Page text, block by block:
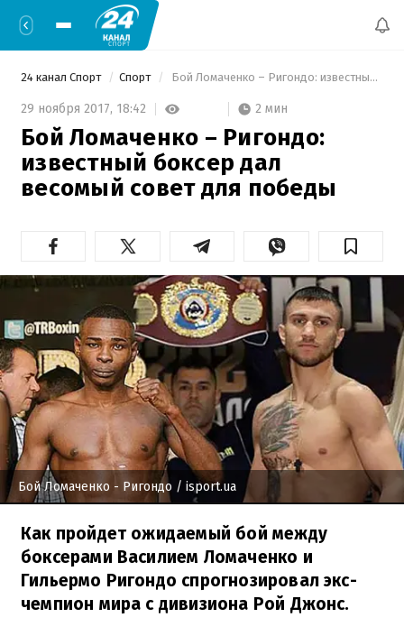
24 канал Спорт Спорт Бой Ломаченко – Ригондо: известный боксер дал весомый совет для победы
29 ноября 2017, 18:42 2 мин
Бой Ломаченко – Ригондо:
известный боксер дал
весомый совет для победы
Бой Ломаченко - Ригондо / isport.ua
Как пройдет ожидаемый бой между
боксерами Василием Ломаченко и
Гильермо Ригондо спрогнозировал экс-
чемпион мира с дивизиона Рой Джонс.